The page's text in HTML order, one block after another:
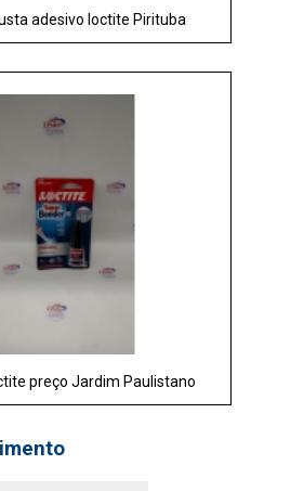
adesivo loctite Pirituba
preço Jardim Paulistano